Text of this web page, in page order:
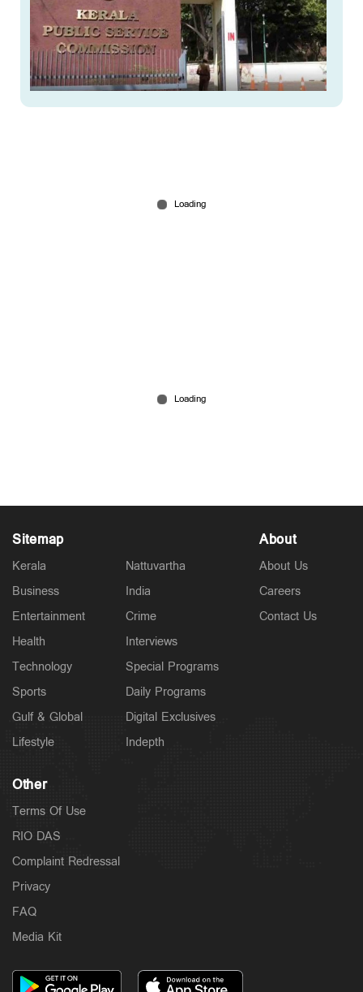
Sitemap
Kerala
Business
Entertainment
Health
Technology
Sports
Gulf & Global
Lifestyle
Nattuvartha
India
Crime
Interviews
Special Programs
Daily Programs
Digital Exclusives
Indepth
About
About Us
Careers
Contact Us
Other
Terms Of Use
RIO DAS
Complaint Redressal
Privacy
FAQ
Media Kit